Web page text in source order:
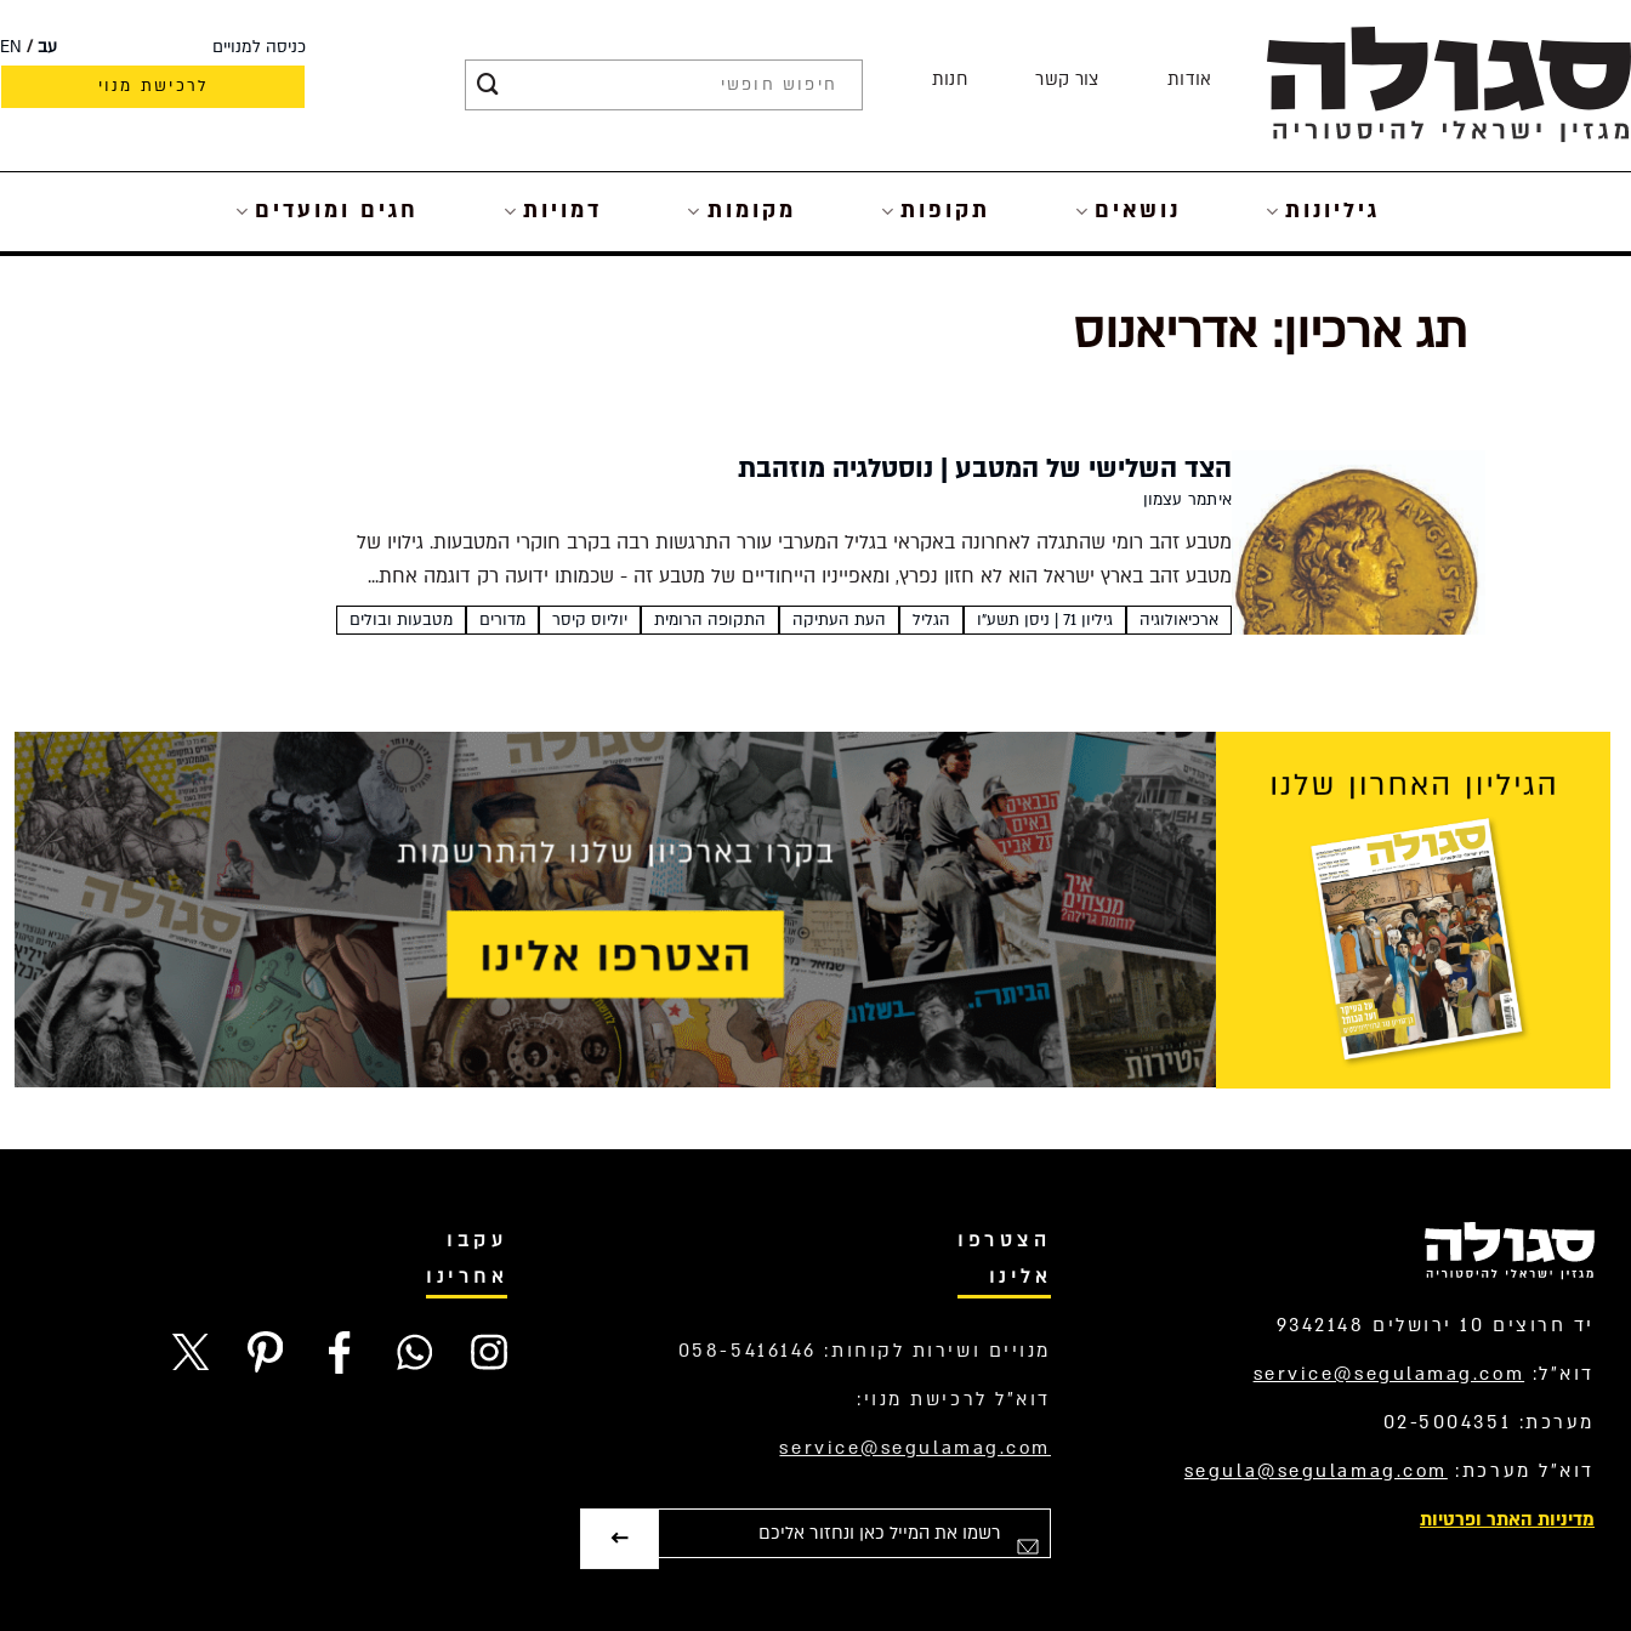
to
content
אודות צור קשר חנות
כניסה למנויים עב
EN
לרכישת מנוי
גיליונות נושאים תקופות מקומות דמויות חגים ומועדים
תג ארכיון: אדריאנוס
הצד השלישי של המטבע | נוסטלגיה מוזהבת
איתמר עצמון
מטבע זהב רומי שהתגלה לאחרונה באקראי בגליל המערבי עורר התרגשות רבה בקרב חוקרי המטבעות. גילויו של
מטבע זהב בארץ ישראל הוא לא חזון נפרץ, ומאפייניו הייחודיים של מטבע זה - שכמותו ידועה רק דוגמה אחת...
ארכיאולוגיה גיליון 71 | ניסן תשע"ו הגליל העת העתיקה התקופה הרומית יוליוס קיסר מדורים מטבעות ובולים
יד חרוצים 10 ירושלים 9342148
דוא”ל: service@segulamag.com
מערכת: 02-5004351
דוא”ל מערכת: segula@segulamag.com
מדיניות האתר ופרטיות
הצטרפו
אלינו
מנויים ושירות לקוחות: 058-5416146
דוא”ל לרכישת מנוי:
service@segulamag.com
עקבו
אחרינו